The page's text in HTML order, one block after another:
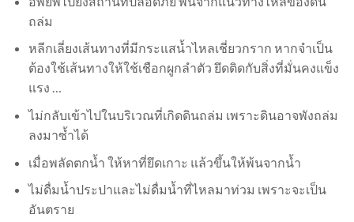
ถล่ม
หลีกเลี่ยงเส้นทางที่มีกระแสน้ำไหลเชี่ยวกราก หากจำเป็น
ต้องใช้เส้นทางให้ใช้เชือกผูกลำตัว ยึดติดกับสิ่งที่มั่นคงแข็ง
แรง …
ไม่กลับเข้าไปในบริเวณที่เกิดดินถล่ม เพราะดินอาจพังถล่ม
ลงมาซ้ำได้
เมื่อพลัดตกน้ำ ให้หาที่ยึดเกาะ แล้วขึ้นให้พ้นจากน้ำ
ไม่ดื่มน้ำประปาและไม่ดื่มน้ำที่ไหลมาท่วม เพราะจะเป็น
อันตราย